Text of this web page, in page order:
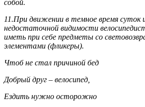
собой.
11.При движении в темное время суток
недостаточной видимости
иметь при себе предметы со
элементами (фликеры).
Чтоб не стал причиной бед
Добрый друг – велосипед,
Ездить нужно осторожно